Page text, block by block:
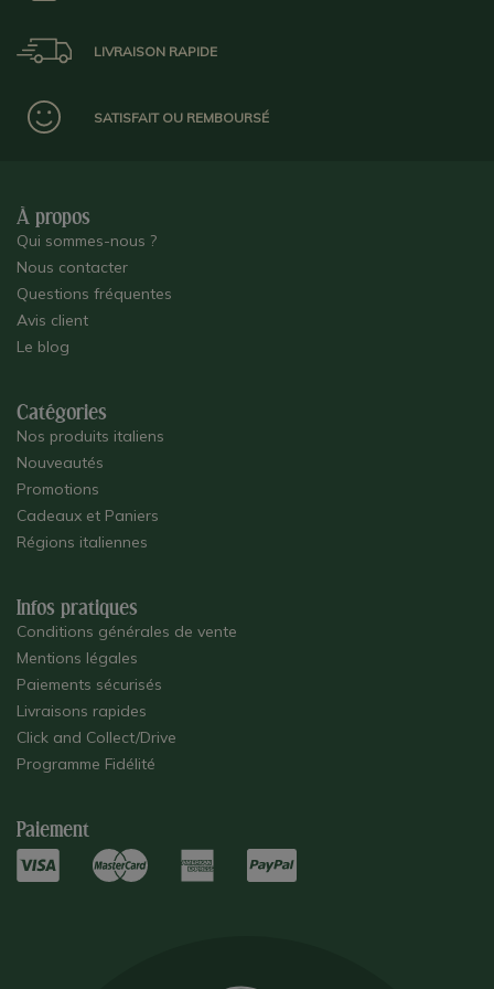
LIVRAISON RAPIDE
SATISFAIT OU REMBOURSÉ
À propos
Qui sommes-nous ?
Nous contacter
Questions fréquentes
Avis client
Le blog
Catégories
Nos produits italiens
Nouveautés
Promotions
Cadeaux et Paniers
Régions italiennes
Infos pratiques
Conditions générales de vente
Mentions légales
Paiements sécurisés
Livraisons rapides
Click and Collect/Drive
Programme Fidélité
Paiement